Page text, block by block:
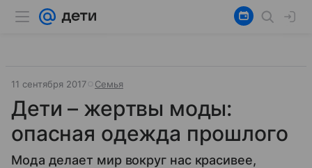
11 сентября 2017 Семья
Дети – жертвы моды:
опасная одежда прошлого
Мода делает мир вокруг нас красивее,